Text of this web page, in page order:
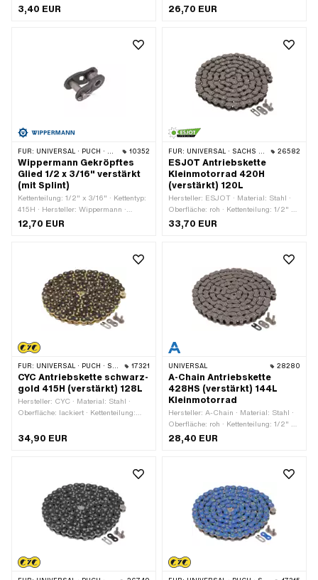
5/16" · Kettentyp: 428H · Anzahl
Kettenglieder: 1 Stk. · Kettenschloss-
3,40 EUR
1/2" x 3/16" · Kettentyp: 415H ·
Abrollumfang: 1626 mm · Anzahl
Art: Federverschluss · Farbe: grün
26,70 EUR
FÜR: UNIVERSAL · PUCH · SACHS · PONY / CILO (BETA 521 & 512) · ZÜNDAPP BELMONDO · TOMOS · BYE BIKE 10352
Wippermann Gekröpftes
Glied 1/2 x 3/16" verstärkt
(mit Splint)
Kettenteilung: 1/2" x 3/16" · Kettentyp:
415H · Hersteller: Wippermann ·
Material: Stahl · Oberfläche: roh ·
Anzahl Kettenglieder: 1 Stk. ·
Ø Bohrung: 4.25 mm · Ø Stift: 4.17
12,70 EUR
FÜR: UNIVERSAL · SACHS · KREIDLER 26582
ESJOT Antriebskette
Kleinmotorrad 420H
(verstärkt) 120L
Hersteller: ESJOT · Material: Stahl ·
Oberfläche: roh · Kettenteilung: 1/2" x
1/4" · Kettentyp: 420H · Abrollumfang:
1524 mm · Anzahl Kettenglieder: 120
33,70 EUR
FÜR: UNIVERSAL · PUCH · SACHS · PONY / CILO (BETA 521 & 512) · ZÜNDAPP BELMONDO · TOMOS · BYE BIKE 17321
CYC Antriebskette schwarz-
gold 415H (verstärkt) 128L
Hersteller: CYC · Material: Stahl ·
Oberfläche: lackiert · Kettenteilung:
Abrollumfang: 1626 mm · Anzahl
Kettenglieder: 128 Stk. · Kettenschloss-
34,90 EUR
UNIVERSAL 28280
A-Chain Antriebskette
428HS (verstärkt) 144L
Kleinmotorrad
Hersteller: A-Chain · Material: Stahl ·
Oberfläche: roh · Kettenteilung: 1/2" x
5/16" · Kettentyp: 428H ·
Abrollumfang: 1829 mm · Anzahl
28,40 EUR